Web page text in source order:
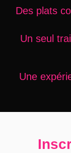
Des plats
Un seul
Une